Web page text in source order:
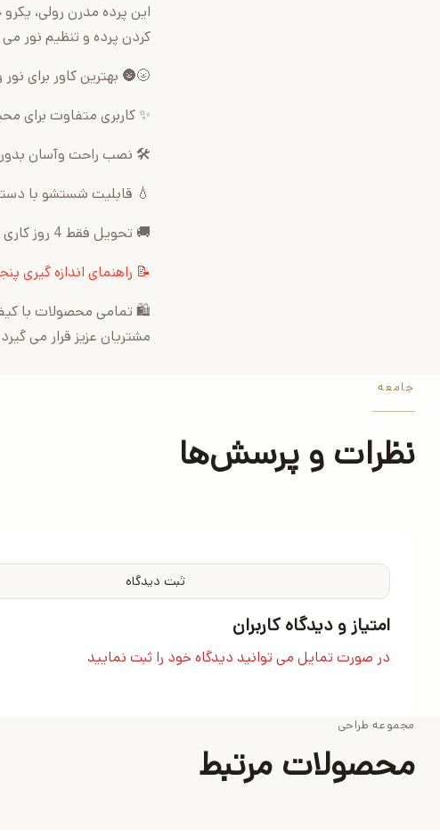
این پرده مدرن رولی،
کردن پرده و تنظیم نور
🌝🌚 بهترین کاور برای
✨ کاربری متفاوت برای
🛠 نصب راحت وآسان بدون
💧 قابلیت شستشو با
🚚 تحویل فقط 4 روز کاری ، ارسال به سراسر کشور
📝 راهنمای اندازه گیری
🛍 تمامی محصولات با
مشتریان عزیز قرار می
جامعه
نظرات و پرسش‌ها
ثبت دیدگاه
امتیاز و دیدگاه کاربران
در صورت تمایل می توانید دیدگاه خود را ثبت نمایید
مجموعه طراحی
محصولات مرتبط